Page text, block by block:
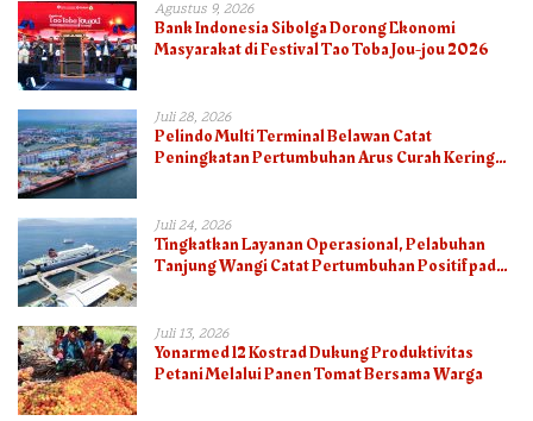
Agustus 9, 2026
Bank Indonesia Sibolga Dorong Ekonomi
Masyarakat di Festival Tao Toba Jou-jou 2026
Juli 28, 2026
Pelindo Multi Terminal Belawan Catat
Peningkatan Pertumbuhan Arus Curah Kering
Juli 24, 2026
Tingkatkan Layanan Operasional, Pelabuhan
Tanjung Wangi Catat Pertumbuhan Positif pada
Juli 13, 2026
Yonarmed 12 Kostrad Dukung Produktivitas
Petani Melalui Panen Tomat Bersama Warga